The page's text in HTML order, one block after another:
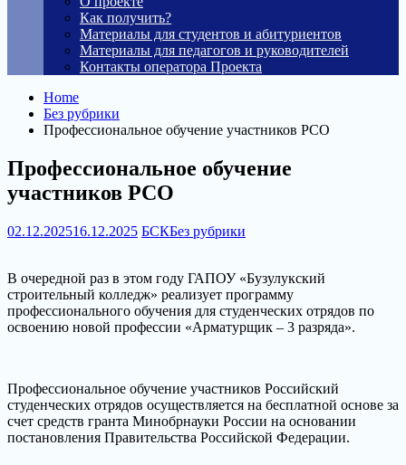
Как получить?
Материалы для студентов и абитуриентов
Материалы для педагогов и руководителей
Контакты оператора Проекта
Home
Без рубрики
Профессиональное обучение участников РСО
Профессиональное обучение
участников РСО
02.12.202516.12.2025 БСКБез рубрики
В очередной раз в этом году ГАПОУ «Бузулукский
строительный колледж» реализует программу
профессионального обучения для студенческих отрядов по
освоению новой профессии «Арматурщик – 3 разряда».
Профессиональное обучение участников Российский
студенческих отрядов осуществляется на бесплатной основе за
счет средств гранта Минобрнауки России на основании
постановления Правительства Российской Федерации.